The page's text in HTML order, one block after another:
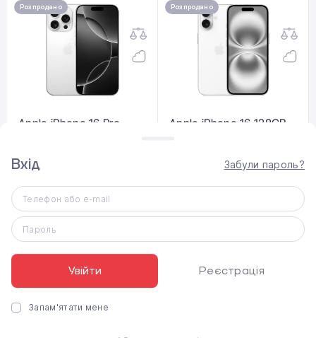
Розпродано
Apple iPhone 16 Pro
53 940 ₴
Розпродано
Apple iPhone 16 128GB
31 465 ₴
Розпродано
Вхід Забули пароль?
Телефон або e-mail
Пароль
Увійти Реєстрація
Запам'ятати мене